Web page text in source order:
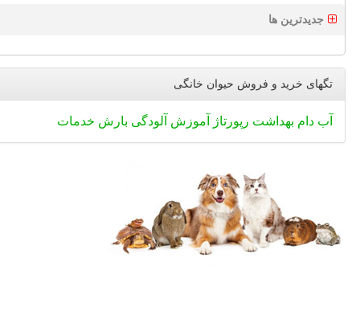
جدیدترین ها
تگهای خرید و فروش حیوان خانگی
آب دام بهداشت رپورتاژ آموزش آلودگی بارش خدمات